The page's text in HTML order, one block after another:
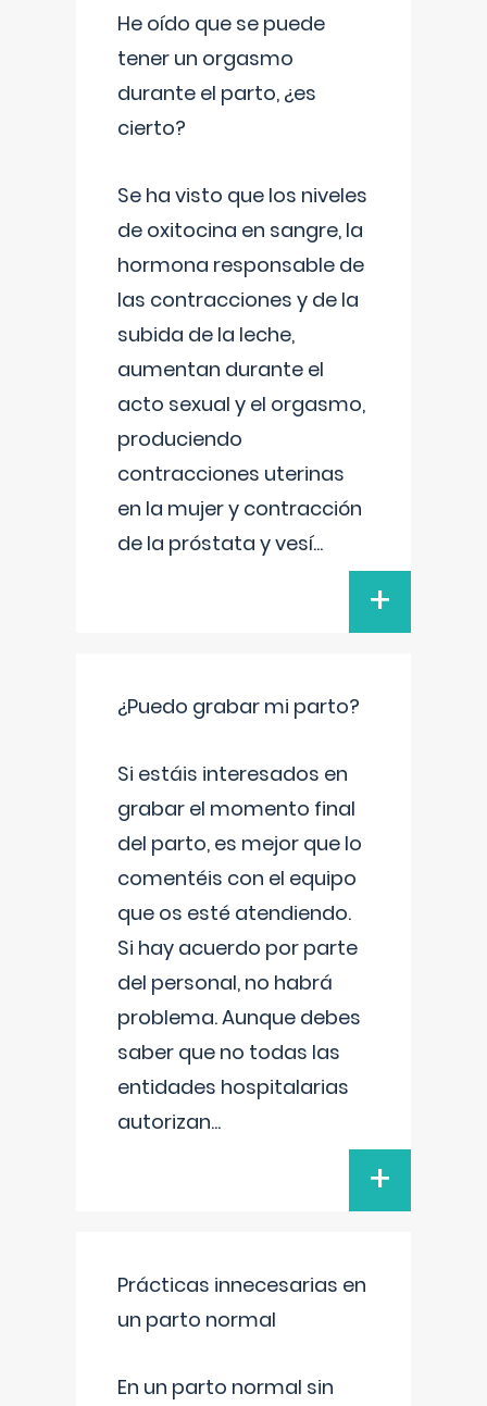
He oído que se puede
tener un orgasmo
durante el parto, ¿es
cierto?
Se ha visto que los niveles
de oxitocina en sangre, la
hormona responsable de
las contracciones y de la
subida de la leche,
aumentan durante el
acto sexual y el orgasmo,
produciendo
contracciones uterinas
en la mujer y contracción
de la próstata y vesí...
+
¿Puedo grabar mi parto?
Si estáis interesados en
grabar el momento final
del parto, es mejor que lo
comentéis con el equipo
que os esté atendiendo.
Si hay acuerdo por parte
del personal, no habrá
problema. Aunque debes
saber que no todas las
entidades hospitalarias
autorizan...
+
Prácticas innecesarias en
un parto normal
En un parto normal sin